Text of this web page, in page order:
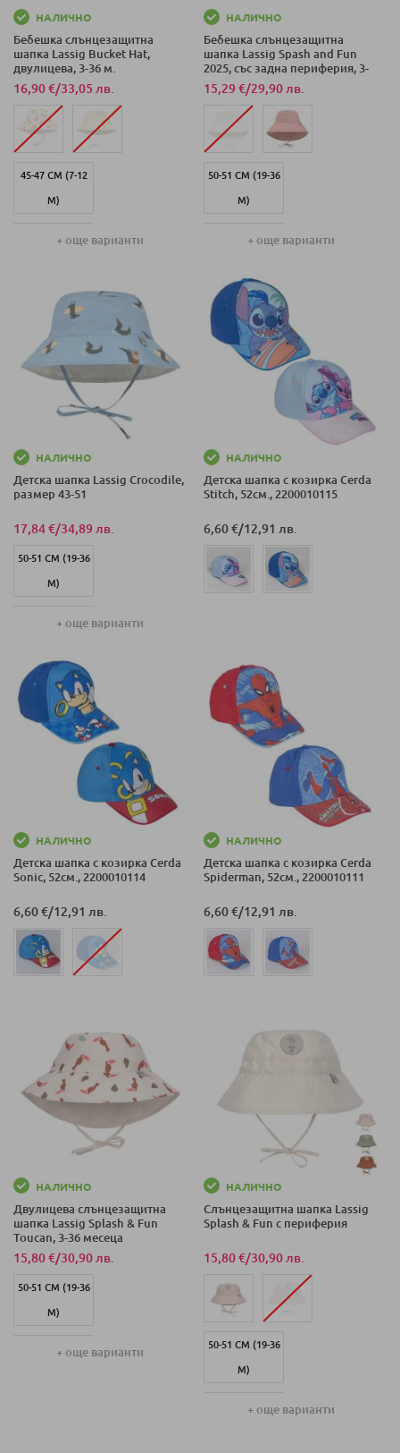
46-49 СМ (7-18
М)
50-51 СМ (19-36
М)
43-45 СМ (3-6
46-49 СМ (7-18
НАЛИЧНО
Бебешка слънцезащитна
шапка Lassig Bucket Hat,
двулицева, 3-36 м.
16,90 €/33,05 лв.
45-47 СМ (7-12
М)
41-44 СМ (3-6
48-51 СМ (12-36
43-45 СМ (3-6
М)
46-49 СМ (7-18
+ още варианти
НАЛИЧНО
Бебешка слънцезащитна
шапка Lassig Spash and Fun
2025, със задна периферия, 3-
36 м.
15,29 €/29,90 лв.
50-51 СМ (19-36
М)
43-45 СМ (3-6
46-49 СМ (7-18
М)
+ още варианти
НАЛИЧНО
Детска шапка Lassig Crocodile,
размер 43-51
17,84 €/34,89 лв.
50-51 СМ (19-36
М)
43-45 СМ (3-6
46-49 СМ (7-18
М)
+ още варианти
НАЛИЧНО
Детска шапка с козирка Cerda
Stitch, 52см., 2200010115
6,60 €/12,91 лв.
НАЛИЧНО
Детска шапка с козирка Cerda
Sonic, 52см., 2200010114
6,60 €/12,91 лв.
НАЛИЧНО
Детска шапка с козирка Cerda
Spiderman, 52см., 2200010111
6,60 €/12,91 лв.
НАЛИЧНО
Двулицева слънцезащитна
шапка Lassig Splash & Fun
Toucan, 3-36 месеца
15,80 €/30,90 лв.
50-51 СМ (19-36
М)
43-45 СМ (3-6+ още варианти
НАЛИЧНО
Слънцезащитна шапка Lassig
Splash & Fun с периферия
15,80 €/30,90 лв.
50-51 СМ (19-36
М)
43-45 СМ (3-6+ още варианти